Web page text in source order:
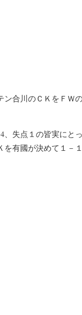
ン合川のＣＫをＦＷ
、失点１の皆実に
を有國が決めて１－